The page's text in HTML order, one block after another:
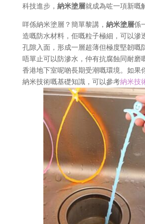
科技進步， 納米塗層就成為咗一項新嘅
咩係納米塗層？簡單黎講， 納米塗層係
造嘅防水材料，佢嘅粒子極細，可以滲
孔隙入面，形成一層超薄但極度堅韌嘅
唔單止可以防滲水，仲有抗腐蝕同耐磨
香港地下室呢啲長期受潮嘅環境。如果
納米技術嘅基礎知識，可以參考納米技